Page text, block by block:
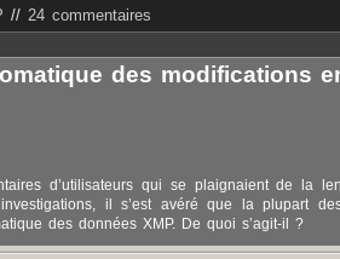
// 24 commentaires
des modifications
d’utilisateurs qui se plaignaient de la
il s’est avéré que la plupart
des données XMP. De quoi s’agit-il ?